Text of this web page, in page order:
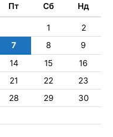
Пт Сб Нд
1
2
7 8
9
14 15
16
21 22
23
28 29
30